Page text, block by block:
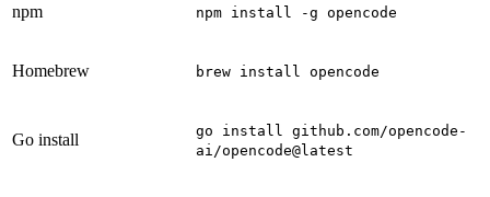
npm npm install -g opencode
Homebrew brew install opencode
Go install
go install github.com/opencode-
ai/opencode@latest